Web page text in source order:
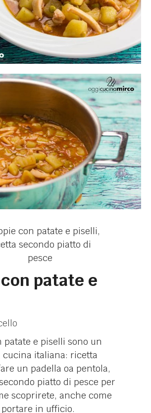
patate e
patate e piselli sono un
cucina italiana: ricetta
un padella oa pentola,
piatto di pesce per
scoprirete, anche come
in ufficio.